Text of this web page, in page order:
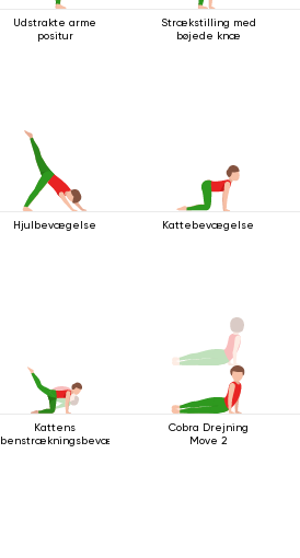
Udstrakte arme
positur
Strækstilling med
bøjede knæ
Hjulbevægelse Kattebevægelse
Kattens
benstrækningsbevægelse
Cobra Drejning
Move 2